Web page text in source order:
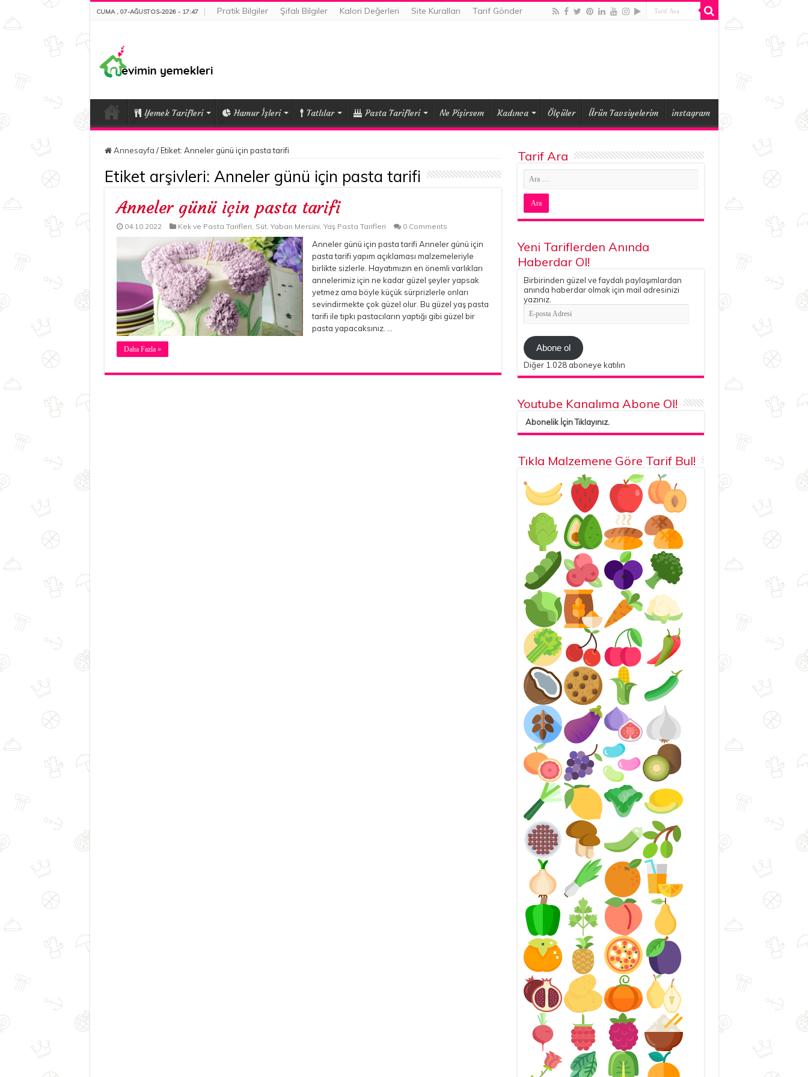
CUMA , 07-AĞUSTOS-2026 - 17:47 Pratik Bilgiler Şifalı Bilgiler Kalori Değerleri Site Kuralları Tarif Gönder
Yemek Tarifleri Hamur İşleri Tatlılar Pasta Tarifleri Ne Pişirsem Kadınca Ölçüler Ürün Tavsiyelerim instagram
Annesayfa / Etiket: Anneler günü için pasta tarifi
Etiket arşivleri: Anneler günü için pasta tarifi
Anneler günü için pasta tarifi
04.10.2022 Kek ve Pasta Tarifleri, Süt, Yaban Mersini, Yaş Pasta Tarifleri 0 Comments
Anneler günü için pasta tarifi Anneler günü için
pasta tarifi yapım açıklaması malzemeleriyle
birlikte sizlerle. Hayatımızın en önemli varlıkları
annelerimiz için ne kadar güzel şeyler yapsak
yetmez ama böyle küçük sürprizlerle onları
sevindirmekte çok güzel olur. Bu güzel yaş pasta
tarifi ile tıpkı pastacıların yaptığı gibi güzel bir
pasta yapacaksınız. …
Daha Fazla »
Tarif Ara
Yeni Tariflerden Anında
Haberdar Ol!
Birbirinden güzel ve faydalı paylaşımlardan
anında haberdar olmak için mail adresinizi
yazınız.
E-
posta
Abone ol
Diğer 1.028 aboneye katılın
Youtube Kanalıma Abone Ol!
Abonelik İçin Tıklayınız.
Tıkla Malzemene Göre Tarif Bul!